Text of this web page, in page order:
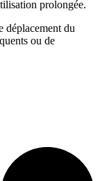
prolongée.
déplacement du
ou de